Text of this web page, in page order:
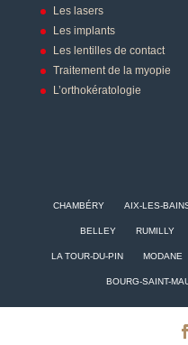
Les lasers
Les implants
Les lentilles de contact
Traitement de la myopie
L’orthokératologie
CHAMBÉRY AIX-LES-
BELLEY RUMILLY
LA TOUR-DU-PIN MODANE
BOURG-SAINT-